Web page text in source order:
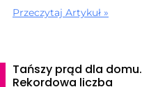
Przeczytaj Artykuł »
Tańszy prąd dla domu.
Rekordowa liczba